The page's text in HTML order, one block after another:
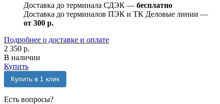
Доставка до терминала СДЭК — бесплатно
Доставка до терминалов ПЭК и ТК Деловые линии —
от 300 р.
Подробнее о доставке и оплате
2 350 р.
В наличии
Купить
Купить в 1 клик
Есть вопросы?